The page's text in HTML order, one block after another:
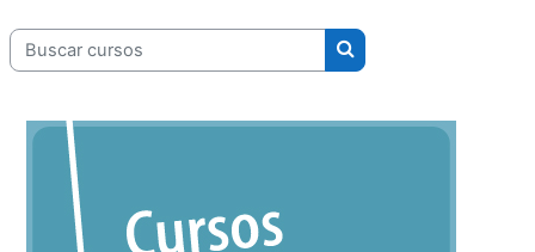
Buscar cursos
Buscar cursos